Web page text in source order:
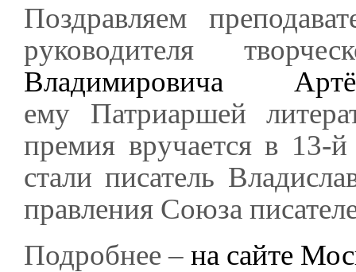
Поздравляем
руководителя
Владимировича
ему Патриаршей
премия вручается в 13-
стали писатель
правления Союза
Подробнее – на сайте